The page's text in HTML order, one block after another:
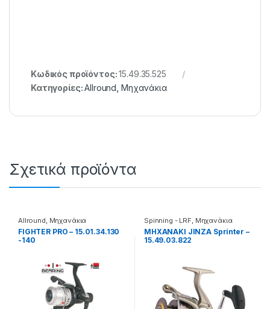
Κωδικός προϊόντος:15.49.35.525
Κατηγορίες:Allround Μηχανάκια
Σχετικά προϊόντα
Allround Μηχανάκια
FIGHTER PRO – 15.01.34.130
-140
Spinning - LRF Μηχανάκια
ΜΗΧΑΝΑΚΙ JINZA Sprinter –
15.49.03.822